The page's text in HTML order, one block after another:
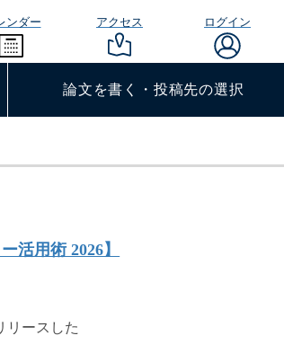
ンダー アクセス ログイン
論文を書く・投稿先の選択
活用術 2026】
リースした